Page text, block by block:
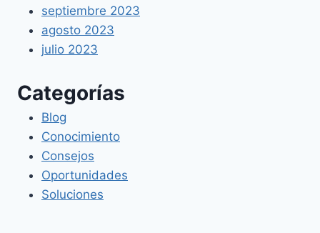
septiembre 2023
agosto 2023
julio 2023
Categorías
Blog
Conocimiento
Consejos
Oportunidades
Soluciones